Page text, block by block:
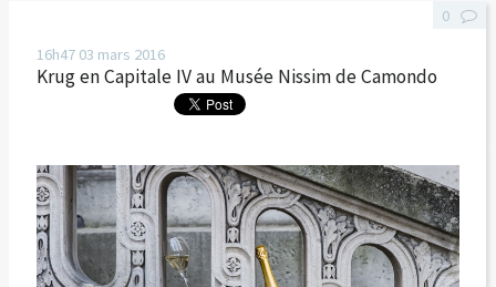
16h47 03 mars 2016
Krug en Capitale IV au Musée Nissim de Camondo
0